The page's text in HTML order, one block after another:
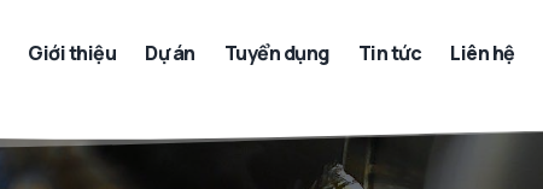
Giới thiệu Dự án Tuyển dụng Tin tức Liên hệ